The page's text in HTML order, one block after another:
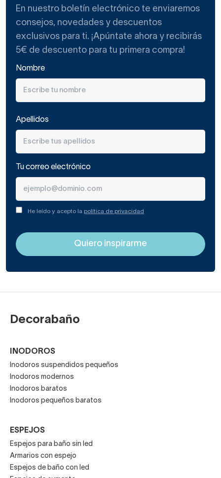
En nuestro boletín electrónico te enviaremos
consejos, novedades y descuentos
exclusivos para ti. ¡Apúntate ahora y recibirás
5€ de descuento para tu primera compra!
Nombre
Apellidos
Tu correo electrónico
He leído y acepto la política de privacidad
Decorabaño
INODOROS
Inodoros suspendidos pequeños
Inodoros modernos
Inodoros baratos
Inodoros pequeños baratos
ESPEJOS
Espejos para baño sin led
Armarios con espejo
Espejos de baño con led